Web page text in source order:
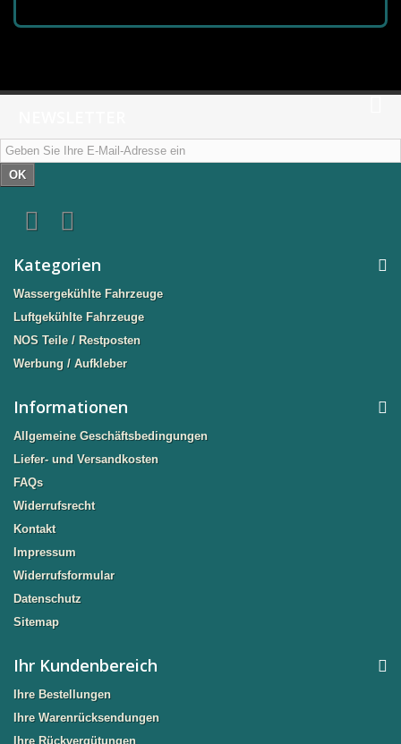
OK
Kategorien
Wassergekühlte Fahrzeuge
Luftgekühlte Fahrzeuge
NOS Teile / Restposten
Werbung / Aufkleber
Informationen
Allgemeine Geschäftsbedingungen
Liefer- und Versandkosten
FAQs
Widerrufsrecht
Kontakt
Impressum
Widerrufsformular
Datenschutz
Sitemap
Ihr Kundenbereich
Ihre Bestellungen
Ihre Warenrücksendungen
Ihre Rückvergütungen